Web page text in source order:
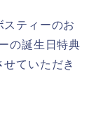
スティーのお
の誕生日特典
ていただき